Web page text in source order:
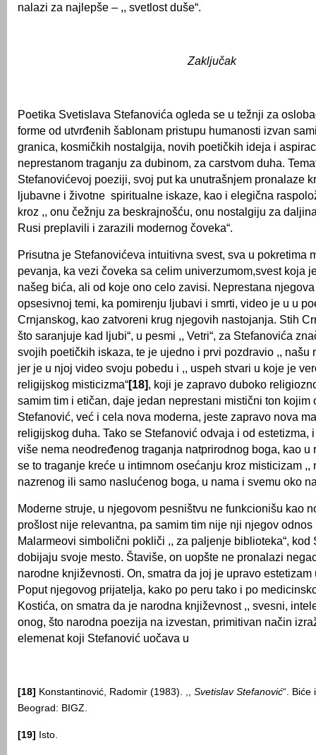
nalazi za najlepše – ,, svetlost duše“.
Zaklјučak
Poetika Svetislava Stefanovića ogleda se u težnji za
forme od utvrđenih šablonam pristupu humanosti izvan
granica, kosmičkih nostalgija, novih poetičkih ideja i
neprestanom traganju za dubinom, za carstvom duha.
Stefanovićevoj poeziji, svoj put ka unutrašnjem pronalaze
lјubavne i životne spiritualne iskaze, kao i elegična
kroz ,, onu čežnju za beskrajnošću, onu nostalgiju za
Rusi preplavili i zarazili modernog čoveka“.
Prisutna je Stefanovićeva intuitivna svest, sva u pokretima
pevanja, ka vezi čoveka sa celim univerzumom,svest koja
našeg bića, ali od koje ono celo zavisi. Neprestana
opsesivnoj temi, ka pomirenju lјubavi i smrti, video je u u
Crnjanskog, kao zatvoreni krug njegovih nastojanja. Stih
što saranjuje kad lјubi“, u pesmi ,, Vetri“, za Stefanovića
svojih poetičkih iskaza, te je ujedno i prvi pozdravio ,, našu
jer je u njoj video svoju pobedu i ,, uspeh stvari u koje je
religijskog misticizma“[18], koji je zapravo duboko
samim tim i etičan, daje jedan neprestani mistični ton kojim
Stefanović, već i cela nova moderna, jeste zapravo nova
religijskog duha. Tako se Stefanović odvaja i od estetizma,
više nema neodređenog traganja natprirodnog boga, kao u
se to traganje kreće u intimnom osećanju kroz misticizam ,,
nazrenog ili samo naslućenog boga, u nama i svemu oko
Moderne struje, u njegovom pesništvu ne funkcionišu kao
prošlost nije relevantna, pa samim tim nije nji njegov
Malarmeovi simbolični pokliči ,, za palјenje biblioteka“, kod
dobijaju svoje mesto. Štaviše, on uopšte ne pronalazi
narodne književnosti. On, smatra da joj je upravo estetizam
Poput njegovog prijatelјa, kako po peru tako i po
Kostića, on smatra da je narodna književnost ,, svesni,
onog, što narodna poezija na izvestan, primitivan način
elemenat koji Stefanović uočava u
[18] Konstantinović, Radomir (1983). ,, Svetislav Stefanović“. Biće
Beograd: BIGZ.
[19] Isto.